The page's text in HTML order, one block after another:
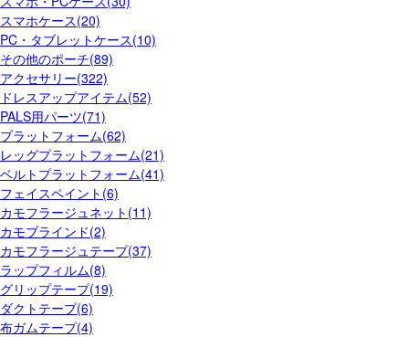
スマホケース(20)
PC・タブレットケース(10)
その他のポーチ(89)
アクセサリー(322)
ドレスアップアイテム(52)
PALS用パーツ(71)
プラットフォーム(62)
レッグプラットフォーム(21)
ベルトプラットフォーム(41)
フェイスペイント(6)
カモフラージュネット(11)
カモブラインド(2)
カモフラージュテープ(37)
ラップフィルム(8)
グリップテープ(19)
ダクトテープ(6)
布ガムテープ(4)